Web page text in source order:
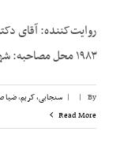
روایت‌‌کننده: آقای
۱۹۸۳ محل مصاحبه: شهر [...]
By
|
| سنجابی، کریم,ضیا
Read More